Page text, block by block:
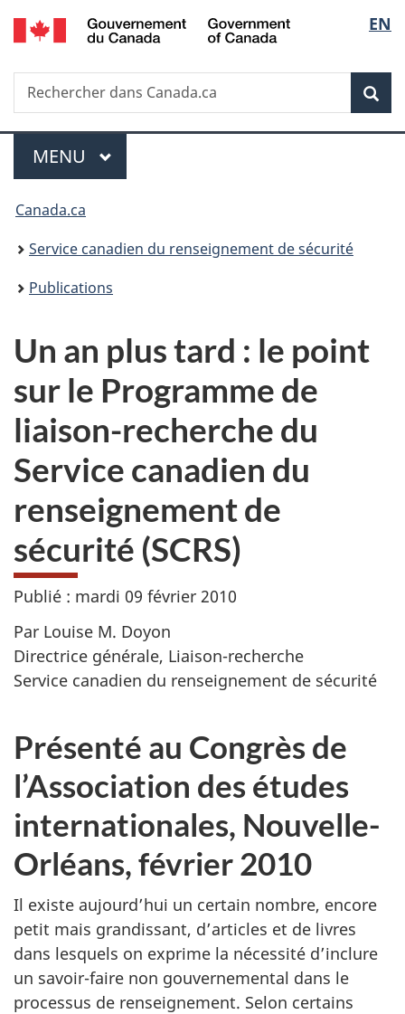
Passer
au
principal
Passer
à
Au
du
Passer
à
version
simplifiée
de
la
EN
Recherche
Rechercher
dans
Menu
MENU PRINCIPAL
Vous
êtes
ici :
Canada.ca
Service canadien du renseignement de sécurité
Publications
Un an plus tard : le point
sur le Programme de
liaison-recherche du
Service canadien du
renseignement de
sécurité (SCRS)
Publié : mardi 09 février 2010
Par Louise M. Doyon
Directrice générale, Liaison-recherche
Service canadien du renseignement de sécurité
Présenté au Congrès de
l’Association des études
internationales, Nouvelle-
Orléans, février 2010
Il existe aujourd’hui un certain nombre, encore
petit mais grandissant, d’articles et de livres
dans lesquels on exprime la nécessité d’inclure
un savoir-faire non gouvernemental dans le
processus de renseignement. Selon certains